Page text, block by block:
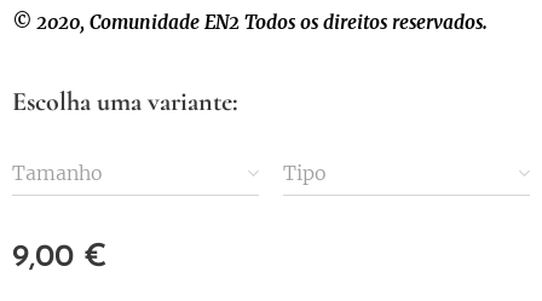
© 2020, Comunidade EN2 Todos os direitos reservados.
Escolha uma variante:
Tamanho Tipo
9,00 €